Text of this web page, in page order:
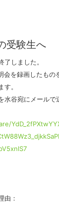
受験生へ
しました。
会を録画したもの
。
水谷宛にメールで
由：